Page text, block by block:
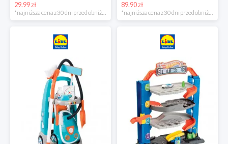
29.99 zł
*najniższa cena z 30 dni przed obniżką
89.90 zł
*najniższa cena z 30 dni przed obniżką